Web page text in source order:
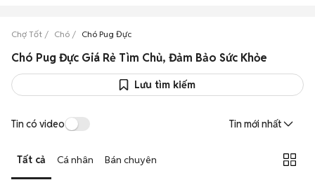
Chợ Tốt Chó Chó Pug Đực
Chó Pug Đực Giá Rẻ Tìm Chủ, Đảm Bảo Sức Khỏe
Lưu tìm kiếm
Tin có video Tin mới nhất
Tất cả Cá nhân Bán chuyên